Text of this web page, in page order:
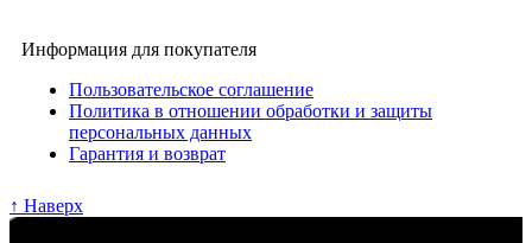
Информация для покупателя
Пользовательское соглашение
Политика в отношении обработки и защиты
персональных данных
Гарантия и возврат
↑ Наверх